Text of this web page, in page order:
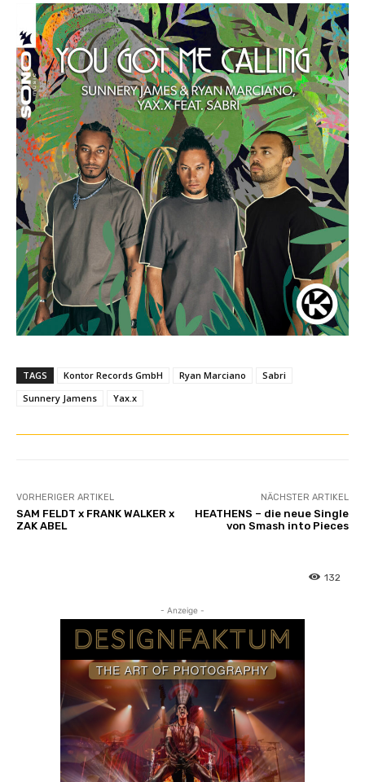
TAGS Kontor Records GmbH Ryan Marciano
Sabri
Sunnery Jamens
Yax.x
VORHERIGER ARTIKEL
SAM FELDT x FRANK WALKER x
ZAK ABEL
NÄCHSTER ARTIKEL
HEATHENS – die neue Single
von Smash into Pieces
132
- Anzeige -